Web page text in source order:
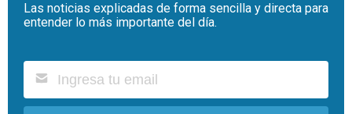
Las noticias explicadas de forma sencilla y directa para
entender lo más importante del día.